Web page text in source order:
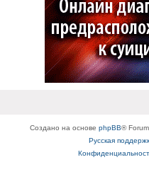
Создано на основе phpBB®
Русская